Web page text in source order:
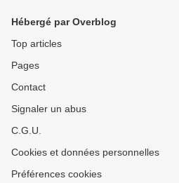
Hébergé par Overblog
Top articles
Pages
Contact
Signaler un abus
C.G.U.
Cookies et données personnelles
Préférences cookies